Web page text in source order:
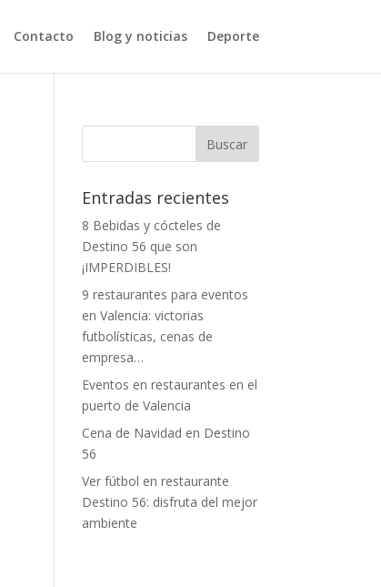
Contacto Blog y noticias Deporte
Entradas recientes
8 Bebidas y cócteles de
Destino 56 que son
¡IMPERDIBLES!
9 restaurantes para eventos
en Valencia: victorias
futbolísticas, cenas de
empresa…
Eventos en restaurantes en el
puerto de Valencia
Cena de Navidad en Destino
56
Ver fútbol en restaurante
Destino 56: disfruta del mejor
ambiente